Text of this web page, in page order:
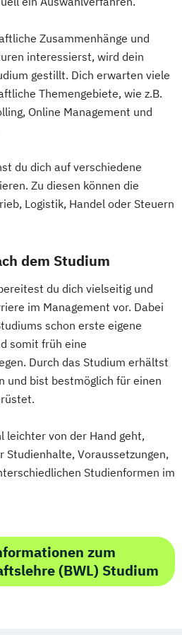
Zusammenhänge und
interessierst, wird dein
gestillt. Dich erwarten viele
Themengebiete, wie z.B.
Online Management und
du dich auf verschiedene
Zu diesen können die
Logistik, Handel oder Steuern
dem Studium
du dich vielseitig und
im Management vor. Dabei
schon erste eigene
somit früh eine
Durch das Studium erhältst
und bist bestmöglich für einen
leichter von der Hand geht,
Voraussetzungen,
Studienformen im
zum
(BWL) Studium